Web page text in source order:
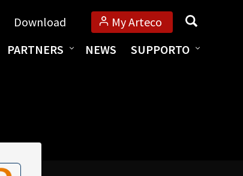
My Arteco
Download Cerca
PARTNERS NEWS SUPPORTO